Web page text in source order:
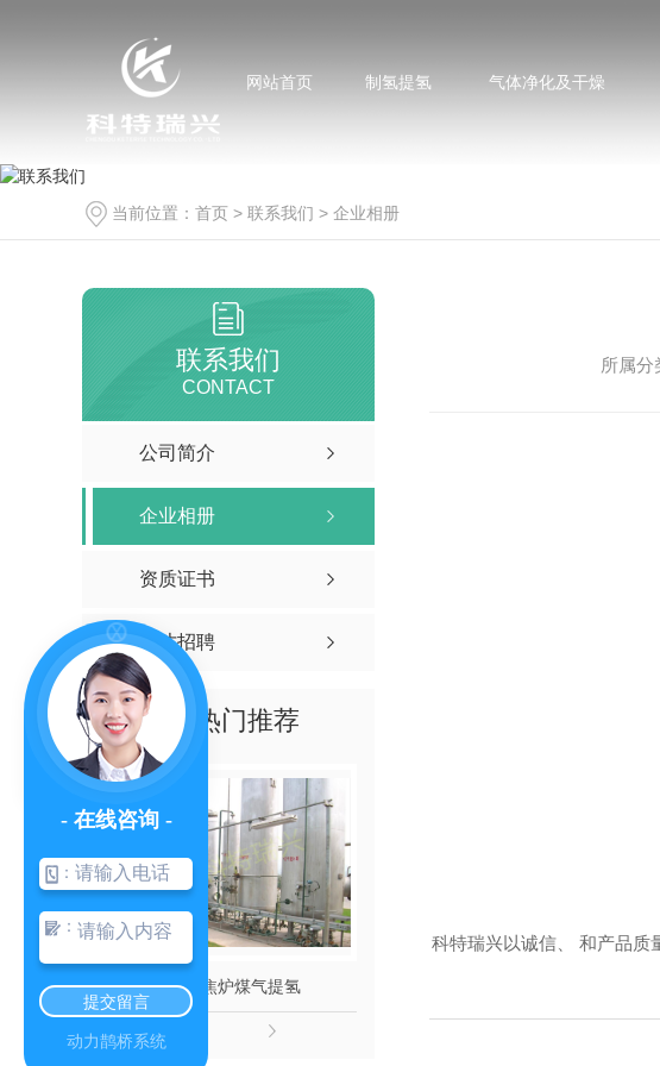
网站首页 制氢提氢 气体净化及干燥
当前位置： 首页 > 联系我们 > 企业相册
联系我们
CONTACT
公司简介
企业相册
资质证书
人才招聘
热门推荐
800方焦炉煤气提氢
所属
科特瑞兴以诚信、 和产品质
- 在线咨询 -
：
：
提交留言
动力鹊桥系统